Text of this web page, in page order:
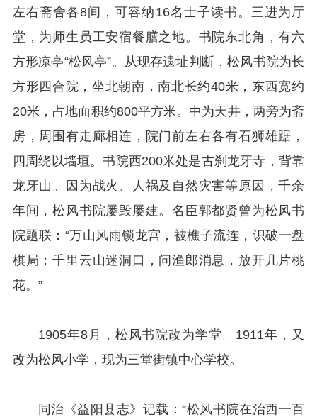
左右斋舍各8间，可容纳16名士子读书。三进为厅
堂，为师生员工安宿餐膳之地。书院东北角，有六
方形凉亭“松风亭”。从现存遗址判断，松风书院为长
方形四合院，坐北朝南，南北长约40米，东西宽约
20米，占地面积约800平方米。中为天井，两旁为斋
房，周围有走廊相连，院门前左右各有石狮雄踞，
四周绕以墙垣。书院西200米处是古刹龙牙寺，背靠
龙牙山。因为战火、人祸及自然灾害等原因，千余
年间，松风书院屡毁屡建。名臣郭都贤曾为松风书
院题联：“万山风雨锁龙宫，被樵子流连，识破一盘
棋局；千里云山迷洞口，问渔郎消息，放开几片桃
花。”
1905年8月，松风书院改为学堂。1911年，又
改为松风小学，现为三堂街镇中心学校。
同治《益阳县志》记载：“松风书院在治西一百